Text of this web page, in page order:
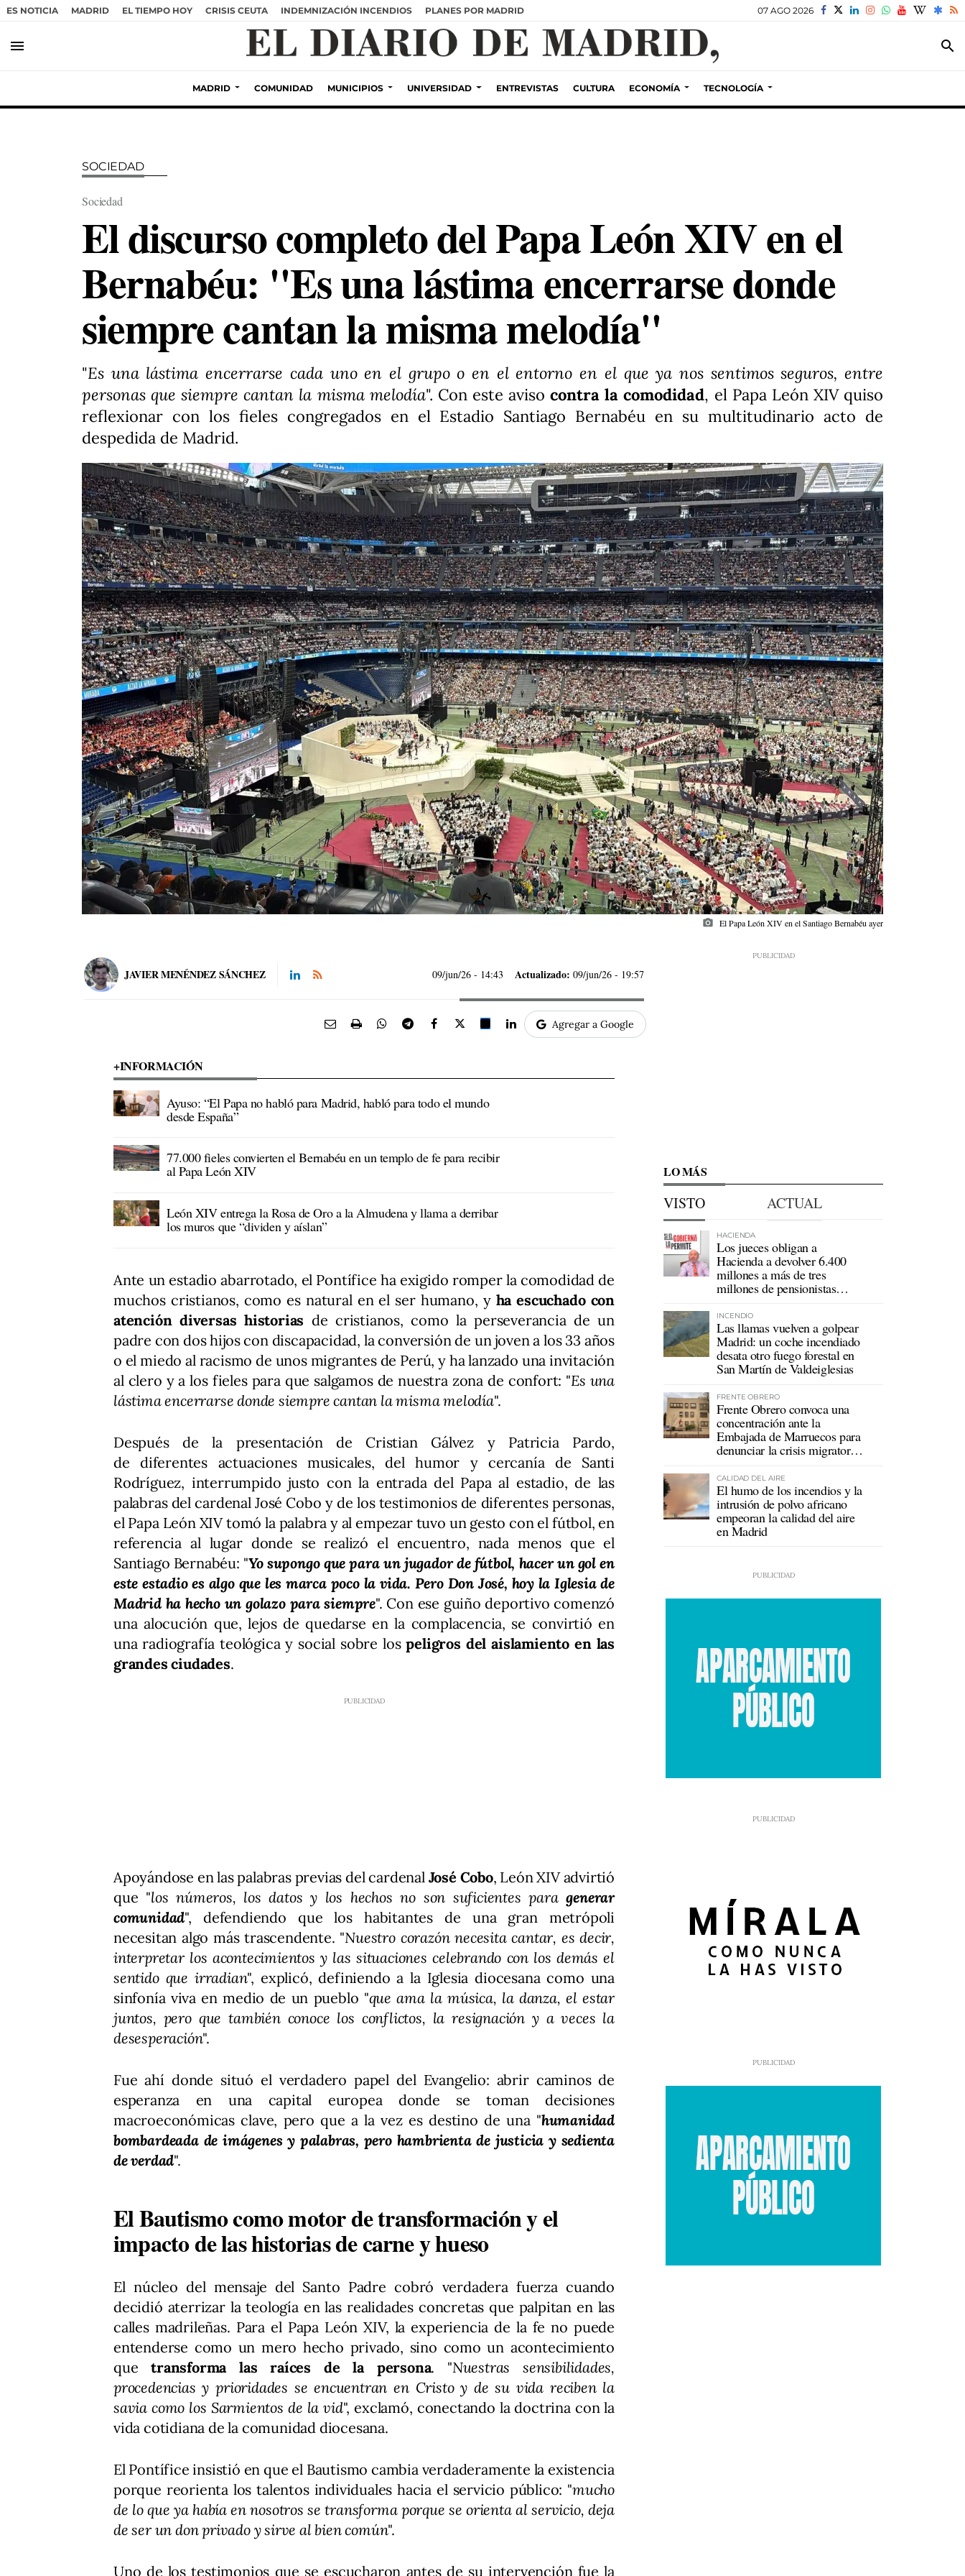
ES NOTICIA MADRID EL TIEMPO HOY CRISIS CEUTA INDEMNIZACIÓN INCENDIOS PLANES POR MADRID 07 AGO 2026
menu search
MADRID COMUNIDAD MUNICIPIOS UNIVERSIDAD ENTREVISTAS CULTURA ECONOMÍA TECNOLOGÍA
SOCIEDAD
Sociedad
El discurso completo del Papa León XIV en el
Bernabéu: "Es una lástima encerrarse donde
siempre cantan la misma melodía"
"Es una lástima encerrarse cada uno en el grupo o en el entorno en el que ya nos sentimos seguros, entre
personas que siempre cantan la misma melodía". Con este avisocontra la comodidad, el Papa León XIV quiso
reflexionar con los fieles congregados en el Estadio Santiago Bernabéu en su multitudinario acto de
despedida de Madrid.
photo_camera El Papa León XIV en el Santiago Bernabéu ayer
JAVIER MENÉNDEZ SÁNCHEZ 09/jun/26 - 14:43 Actualizado: 09/jun/26 - 19:57
Agregar a Google
+INFORMACIÓN
Ayuso: “El Papa no habló para Madrid, habló para todo el mundo
desde España”
77.000 fieles convierten el Bernabéu en un templo de fe para recibir
al Papa León XIV
León XIV entrega la Rosa de Oro a la Almudena y llama a derribar
los muros que “dividen y aíslan”
Ante un estadio abarrotado, el Pontífice ha exigido romper la comodidad de
muchos cristianos, como es natural en el ser humano, y ha escuchado con
atención diversas historias de cristianos, como la perseverancia de un
padre con dos hijos con discapacidad, la conversión de un joven a los 33 años
o el miedo al racismo de unos migrantes de Perú, y ha lanzado una invitación
al clero y a los fieles para que salgamos de nuestra zona de confort: "Es una
lástima encerrarse donde siempre cantan la misma melodía".
Después de la presentación de Cristian Gálvez y Patricia Pardo,
de diferentes actuaciones musicales, del humor y cercanía de Santi
Rodríguez, interrumpido justo con la entrada del Papa al estadio, de las
palabras del cardenal José Cobo y de los testimonios de diferentes personas,
el Papa León XIV tomó la palabra y al empezar tuvo un gesto con el fútbol, en
referencia al lugar donde se realizó el encuentro, nada menos que el
Santiago Bernabéu: "Yo supongo que para un jugador de fútbol, hacer un gol en
este estadio es algo que les marca poco la vida. Pero Don José, hoy la Iglesia de
Madrid ha hecho un golazo para siempre". Con ese guiño deportivo comenzó
una alocución que, lejos de quedarse en la complacencia, se convirtió en
una radiografía teológica y social sobre lospeligros del aislamiento en las
grandes ciudades.
Apoyándose en las palabras previas del cardenal José Cobo, León XIV advirtió
que "los números, los datos y los hechos no son suficientes paragenerar
comunidad", defendiendo que los habitantes de una gran metrópoli
necesitan algo más trascendente. "Nuestro corazón necesita cantar, es decir,
interpretar los acontecimientos y las situaciones celebrando con los demás el
sentido que irradian", explicó, definiendo a la Iglesia diocesana como una
sinfonía viva en medio de un pueblo "que ama la música, la danza, el estar
juntos, pero que también conoce los conflictos, la resignación y a veces la
desesperación".
Fue ahí donde situó el verdadero papel del Evangelio: abrir caminos de
esperanza en una capital europea donde se toman decisiones
macroeconómicas clave, pero que a la vez es destino de una "humanidad
bombardeada de imágenes y palabras, pero hambrienta de justicia y sedienta
de verdad".
El Bautismo como motor de transformación y el
impacto de las historias de carne y hueso
El núcleo del mensaje del Santo Padre cobró verdadera fuerza cuando
decidió aterrizar la teología en las realidades concretas que palpitan en las
calles madrileñas. Para el Papa León XIV, la experiencia de la fe no puede
entenderse como un mero hecho privado, sino como un acontecimiento
quetransforma las raíces de la persona. "Nuestras sensibilidades,
procedencias y prioridades se encuentran en Cristo y de su vida reciben la
savia como los Sarmientos de la vid", exclamó, conectando la doctrina con la
vida cotidiana de la comunidad diocesana.
El Pontífice insistió en que el Bautismo cambia verdaderamente la existencia
porque reorienta los talentos individuales hacia el servicio público: "mucho
de lo que ya había en nosotros se transforma porque se orienta al servicio, deja
de ser un don privado y sirve al bien común".
Uno de los testimonios que se escucharon antes de su intervención fue la
LO MÁS
VISTO ACTUAL
HACIENDA
Los jueces obligan a
Hacienda a devolver 6.400
millones a más de tres
millones de pensionistas
INCENDIO
Las llamas vuelven a golpear
Madrid: un coche incendiado
desata otro fuego forestal en
San Martín de Valdeiglesias
FRENTE OBRERO
Frente Obrero convoca una
concentración ante la
Embajada de Marruecos para
denunciar la crisis migratoria
CALIDAD DEL AIRE
El humo de los incendios y la
intrusión de polvo africano
empeoran la calidad del aire
en Madrid